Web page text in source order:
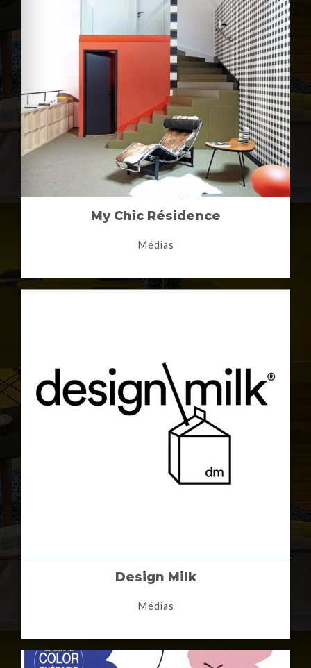
My Chic Résidence
Médias
Design Milk
Médias